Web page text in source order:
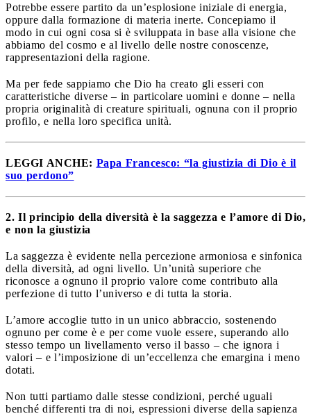
Potrebbe essere partito da un’esplosione iniziale di energia,
oppure dalla formazione di materia inerte. Concepiamo il
modo in cui ogni cosa si è sviluppata in base alla visione che
abbiamo del cosmo e al livello delle nostre conoscenze,
rappresentazioni della ragione.
Ma per fede sappiamo che Dio ha creato gli esseri con
caratteristiche diverse – in particolare uomini e donne – nella
propria originalità di creature spirituali, ognuna con il proprio
profilo, e nella loro specifica unità.
LEGGI ANCHE: Papa Francesco: “la giustizia di Dio è il
suo perdono”
2. Il principio della diversità è la saggezza e l’amore di Dio,
e non la giustizia
La saggezza è evidente nella percezione armoniosa e sinfonica
della diversità, ad ogni livello. Un’unità superiore che
riconosce a ognuno il proprio valore come contributo alla
perfezione di tutto l’universo e di tutta la storia.
L’amore accoglie tutto in un unico abbraccio, sostenendo
ognuno per come è e per come vuole essere, superando allo
stesso tempo un livellamento verso il basso – che ignora i
valori – e l’imposizione di un’eccellenza che emargina i meno
dotati.
Non tutti partiamo dalle stesse condizioni, perché uguali
benché differenti tra di noi, espressioni diverse della sapienza